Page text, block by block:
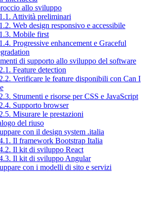
allo sviluppo
Attività preliminari
Web design responsivo e accessibile
Mobile first
Progressive enhancement e Graceful
di supporto allo sviluppo del software
Feature detection
Verificare le feature disponibili con Can I
Strumenti e risorse per CSS e JavaScript
Supporto browser
Misurare le prestazioni
del riuso
con il design system .italia
Il framework Bootstrap Italia
Il kit di sviluppo React
Il kit di sviluppo Angular
con i modelli di sito e servizi